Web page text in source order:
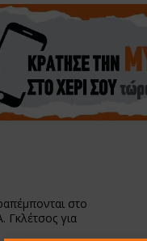
στο
Γκλέτσος για